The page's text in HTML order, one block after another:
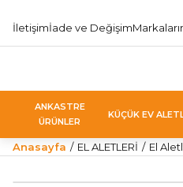
İletişimİade ve Değişim
ANKASTRE
ÜRÜNLER
KÜÇÜK EV
Anasayfa EL ALETLERİ El